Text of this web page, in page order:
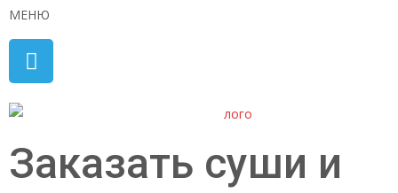
МЕНЮ
Заказать суши и